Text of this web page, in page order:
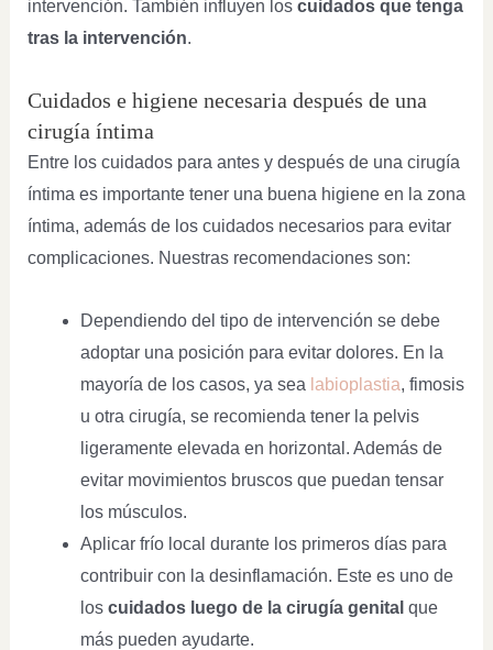
intervención. También influyen los cuidados que tenga
tras la intervención.
Cuidados e higiene necesaria después de una
cirugía íntima
Entre los cuidados para antes y después de una cirugía
íntima es importante tener una buena higiene en la zona
íntima, además de los cuidados necesarios para evitar
complicaciones. Nuestras recomendaciones son:
Dependiendo del tipo de intervención se debe
adoptar una posición para evitar dolores. En la
mayoría de los casos, ya sea labioplastia, fimosis
u otra cirugía, se recomienda tener la pelvis
ligeramente elevada en horizontal. Además de
evitar movimientos bruscos que puedan tensar
los músculos.
Aplicar frío local durante los primeros días para
contribuir con la desinflamación. Este es uno de
los cuidados luego de la cirugía genital que
más pueden ayudarte.